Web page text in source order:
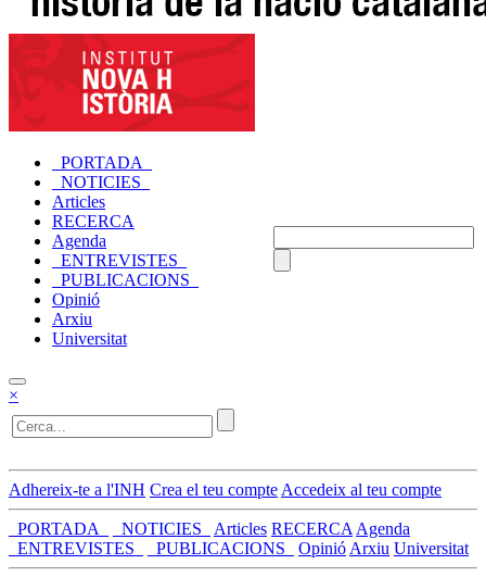
_PORTADA_
_NOTICIES_
Articles
RECERCA
Agenda
_ENTREVISTES_
_PUBLICACIONS_
Opinió
Arxiu
Universitat
×
Adhereix-te a l'INH Crea el teu compte Accedeix al teu compte
_PORTADA_ _NOTICIES_ Articles RECERCA Agenda
_ENTREVISTES_
_PUBLICACIONS_ Opinió Arxiu Universitat